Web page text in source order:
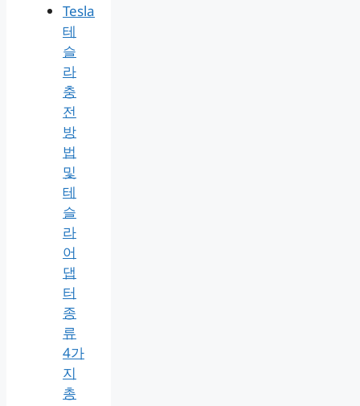
Tesla
테
슬
라
충
전
방
법
및
테
슬
라
어
댑
터
종
류
4가
지
총